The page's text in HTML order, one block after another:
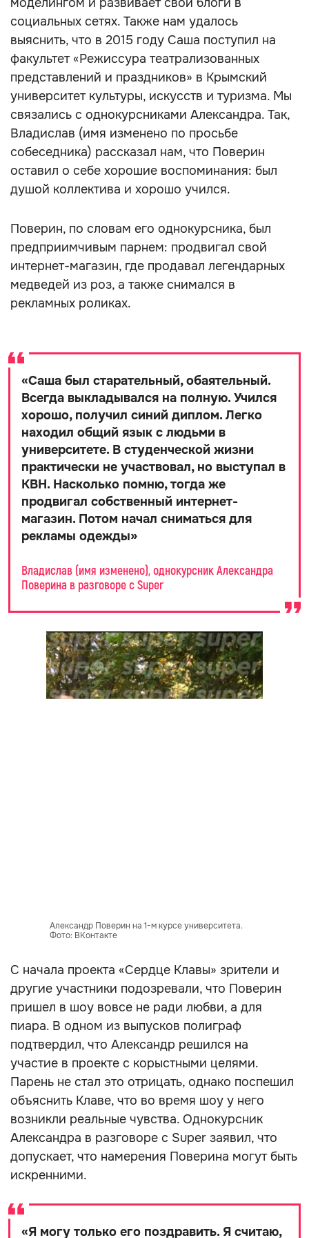
социальных сетях. Также нам удалось
выяснить, что в 2015 году Саша поступил на
факультет «Режиссура театрализованных
представлений и праздников» в Крымский
университет культуры, искусств и туризма. Мы
связались с однокурсниками Александра. Так,
Владислав (имя изменено по просьбе
собеседника) рассказал нам, что Поверин
оставил о себе хорошие воспоминания: был
душой коллектива и хорошо учился.
Поверин, по словам его однокурсника, был
предприимчивым парнем: продвигал свой
интернет-магазин, где продавал легендарных
медведей из роз, а также снимался в
рекламных роликах.
«Саша был старательный, обаятельный.
Всегда выкладывался на полную. Учился
хорошо, получил синий диплом. Легко
находил общий язык с людьми в
университете. В студенческой жизни
практически не участвовал, но выступал в
КВН. Насколько помню, тогда же
продвигал собственный интернет-
магазин. Потом начал сниматься для
рекламы одежды»
Владислав (имя изменено), однокурсник Александра
Поверина в разговоре с Super
Александр Поверин на 1-м курсе университета.
Фото: ВКонтакте
С начала проекта «Сердце Клавы» зрители и
другие участники подозревали, что Поверин
пришел в шоу вовсе не ради любви, а для
пиара. В одном из выпусков полиграф
подтвердил, что Александр решился на
участие в проекте с корыстными целями.
Парень не стал это отрицать, однако поспешил
объяснить Клаве, что во время шоу у него
возникли реальные чувства. Однокурсник
Александра в разговоре с Super заявил, что
допускает, что намерения Поверина могут быть
искренними.
«Я могу только его поздравить. Я считаю,